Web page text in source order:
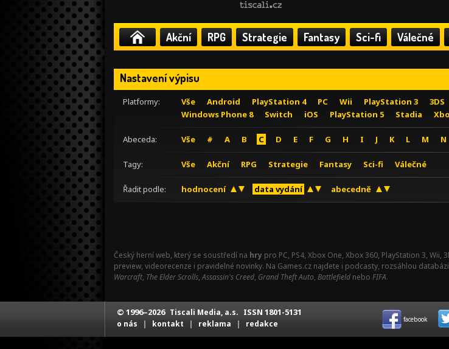
Akční RPG Strategie Fantasy Sci-fi Válečné
Nastavení výpisu
Platformy: Vše Android PlayStation 4 PC Wii PlayStation 3 3DS
Windows Phone 8
Switch iOS PlayStation 5 Stadia
Abeceda: Vše # A B C D E F G H I J K L M N
Tagy: Vše Akční RPG Strategie Fantasy Sci-fi Válečné
Řadit podle: hodnocení data vydání abecedně
Český herní web, který se soustředí na hry pro PC, PS4, Xbox One, Xbox 360, PlayStation 3, Wii,
preview, videorecenze i pravidelné novinky. Na Games.cz najdete i podcasty, rozsáhlou
Warcraft, The Elder Scrolls,Assassin's Creed, Grand Theft Auto, Battlefield nebo FIFA.
© 1996–2026 Tiscali Media, a.s. ISSN 1801-5131
o nás | kontakt | reklama | redakce facebook